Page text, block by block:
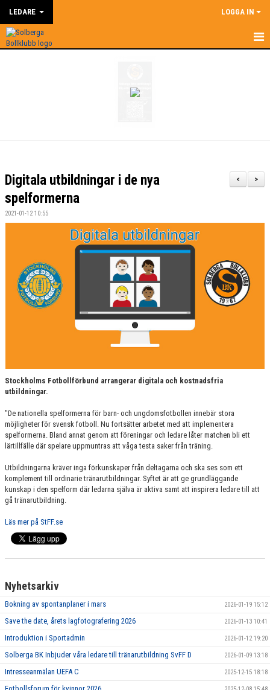
LEDARE LOGGA IN
DOKUMENT
KONTAKT
ÅRSHJUL
>
<
Digitala utbildningar i de nya
spelformerna
2021-01-12 10:55
Stockholms Fotbollförbund arrangerar digitala och kostnadsfria
utbildningar.
"De nationella spelformerna för barn- och ungdomsfotbollen innebär stora
möjligheter för svensk fotboll. Nu fortsätter arbetet med att implementera
spelformerna. Bland annat genom att föreningar och ledare låter matchen bli ett
lärtillfälle där spelare uppmuntras att våga testa saker från träning.
Utbildningarna kräver inga förkunskaper från deltagarna och ska ses som ett
komplement till ordinarie tränarutbildningar. Syftet är att ge grundläggande
kunskap i den spelform där ledarna själva är aktiva samt att inspirera ledare till att
gå tränarutbildning.
Läs mer på StFF.se
Nyhetsarkiv
Bokning av spontanplaner i mars 2026-01-19 15:12
Save the date, årets lagfotografering 2026 2026-01-13 10:41
Introduktion i Sportadmin 2026-01-12 19:20
Solberga BK Inbjuder våra ledare till tränarutbildning SvFF D 2026-01-09 13:18
Intresseanmälan UEFA C 2025-12-15 18:18